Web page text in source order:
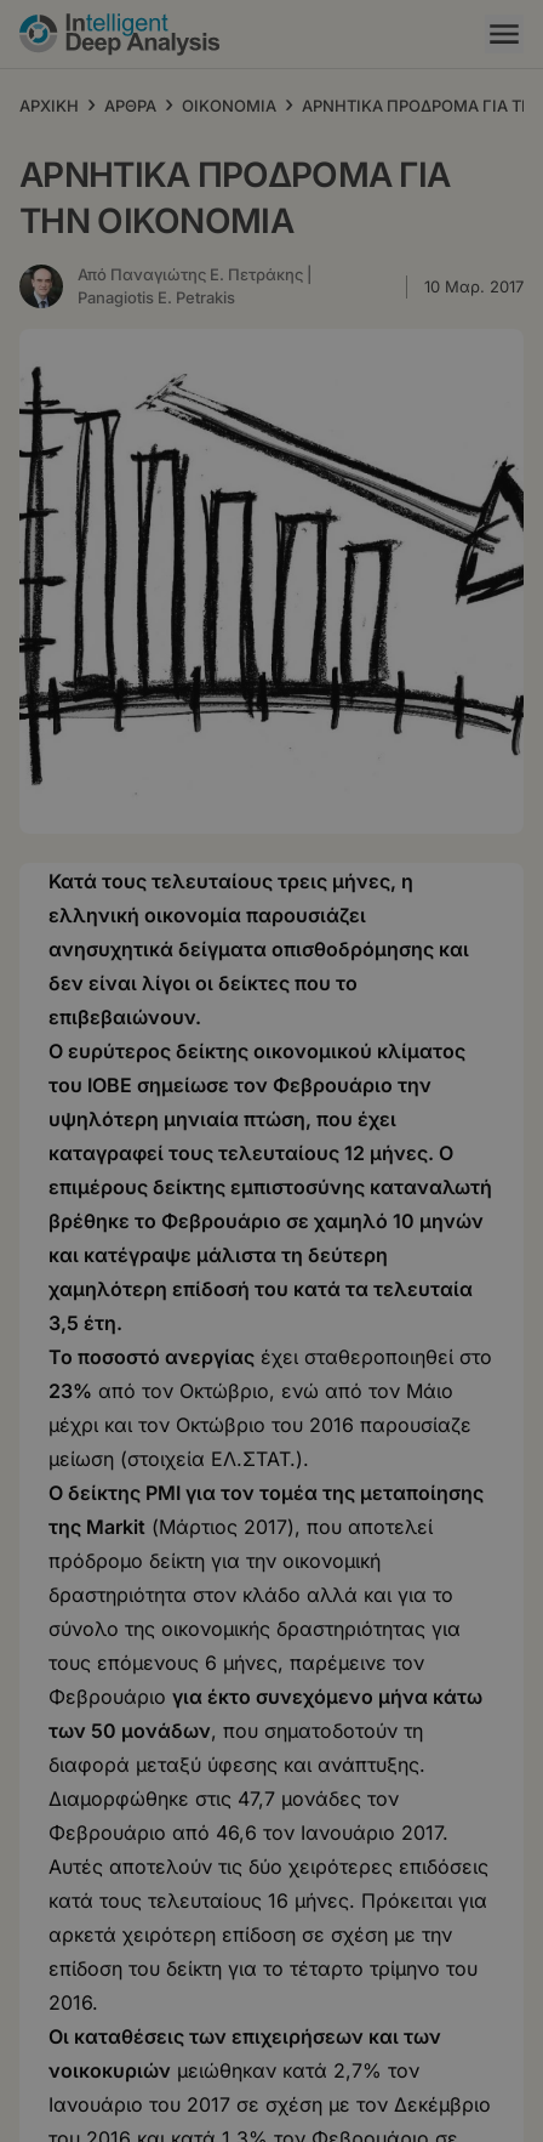
Παράκαμψη
προς
κυρίως
ΑΡΧΙΚΗ › ΑΡΘΡΑ › ΟΙΚΟΝΟΜΙΑ › ΑΡΝΗΤΙΚΑ ΠΡΟΔΡΟΜΑ ΓΙΑ
ΑΡΝΗΤΙΚΑ ΠΡΟΔΡΟΜΑ ΓΙΑ
ΤΗΝ ΟΙΚΟΝΟΜΙΑ
Από Παναγιώτης Ε. Πετράκης |
Panagiotis E. Petrakis
10 Μαρ. 2017
Κατά τους τελευταίους τρεις μήνες, η
ελληνική οικονομία παρουσιάζει
ανησυχητικά δείγματα οπισθοδρόμησης και
δεν είναι λίγοι οι δείκτες που το
επιβεβαιώνουν.
Ο ευρύτερος δείκτης οικονομικού κλίματος
του ΙΟΒΕ σημείωσε τον Φεβρουάριο την
υψηλότερη μηνιαία πτώση, που έχει
καταγραφεί τους τελευταίους 12 μήνες. Ο
επιμέρους δείκτης εμπιστοσύνης καταναλωτή
βρέθηκε το Φεβρουάριο σε χαμηλό 10 μηνών
και κατέγραψε μάλιστα τη δεύτερη
χαμηλότερη επίδοσή του κατά τα τελευταία
3,5 έτη.
Το ποσοστό ανεργίας έχει σταθεροποιηθεί στο
23% από τον Οκτώβριο, ενώ από τον Μάιο
μέχρι και τον Οκτώβριο του 2016 παρουσίαζε
μείωση (στοιχεία ΕΛ.ΣΤΑΤ.).
Ο δείκτης PMI για τον τομέα της μεταποίησης
της Markit (Μάρτιος 2017), που αποτελεί
πρόδρομο δείκτη για την οικονομική
δραστηριότητα στον κλάδο αλλά και για το
σύνολο της οικονομικής δραστηριότητας για
τους επόμενους 6 μήνες, παρέμεινε τον
Φεβρουάριο για έκτο συνεχόμενο μήνα κάτω
των 50 μονάδων, που σηματοδοτούν τη
διαφορά μεταξύ ύφεσης και ανάπτυξης.
Διαμορφώθηκε στις 47,7 μονάδες τον
Φεβρουάριο από 46,6 τον Ιανουάριο 2017.
Αυτές αποτελούν τις δύο χειρότερες επιδόσεις
κατά τους τελευταίους 16 μήνες. Πρόκειται για
αρκετά χειρότερη επίδοση σε σχέση με την
επίδοση του δείκτη για το τέταρτο τρίμηνο του
2016.
Οι καταθέσεις των επιχειρήσεων και των
νοικοκυριών μειώθηκαν κατά 2,7% τον
Ιανουάριο του 2017 σε σχέση με τον Δεκέμβριο